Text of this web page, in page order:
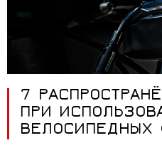
7
ПРИ
ВЕЛОСИПЕДНЫХ